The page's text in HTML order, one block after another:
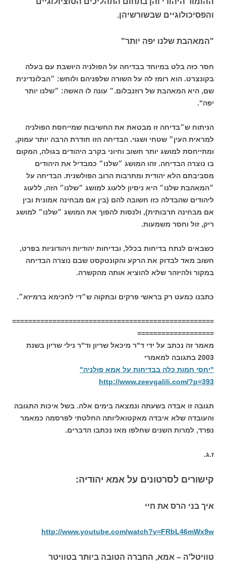
והפסיכולוגיים שבשורשיהן.
"המאהבת שלנו יפה יותר"
חסר כזה בלט במיוחד בבדיחה על הפולניה היושבת עם בעלה
בקונצרט. הוא רומז לה על השורה שלפניהם ולוחש: ״הבלונדינית
שם, היא המאהבת של רוזנבלום.״ עונה לו האשה: ״שלנו יותר
יפה".
הניתוח ש״בדיחה זו מבטאת את החשיבות שמייחסת הפולניה
למראית העין״ שטחי ושגוי. הבדיחה הזו חודרת הרבה יותר עמוק,
ומתייחסת למושג יותר חשוב וחיוני בקרב היהודים בגולה, המקום
בו נוצרה הבדיחה. זהו המושג ״שלנו״ כמבדיל את היהודים
מסביבתם הלא יהודית ומתרבות הרוב הפולשנית. הבדיחה על
״המאהבת שלנו״ היא ניסיון ללעוג למושג ״שלנו״ הזה, ללעוג
ליהודים שהבדלה כזו חשובה להם (בין אם מבחינה אמונית ובין
אם מבחינה תרבותית), ולנסות להפוך את המושג ״שלנו״ למושג
ריק, זול וחסר משמעות.
כשבאים לנתח בדיחות בכלל, ובדיחות יהודיות ויהודוניות בפרט,
חשוב מאד לבדוק את הרקע והקונטקסט שבם נוצרה הבדיחה
במקור ולהיזהר שלא להוציא אותה מהקשרה.
כתבנו כמעט רק בראשי פרקים ובתקוה ש״די לחכימא ברמיזא״.
==================================================
===================
מאמר זה נכתב על ידי ד"ר מיכאל שריון וד"ר נילי שריון בשנת
2003 בתגובה למאמרי
"יחסי חמות כלה בבדיחות על אמא פולניה"
http://www.zeevgalili.com/?p=393
תגובה זו אבדה בשעתה ונמצאה בימים אלה. בשל איכות התגובה
והעובדה שלא איבדה מאקטואליותה החלטתי לפרסמה כמאמר
נפרד, למרות השנים שחלפו מאז נכתבו הדברים.
ז.ג.
קישורים לסרטונים על אמא יהודיה:
איך בני הרס את חיי
http://www.youtube.com/watch?v=FRbL46mWx9w
טוויטל'ה – אמא, החברה הטובה ביותר בטוויטר